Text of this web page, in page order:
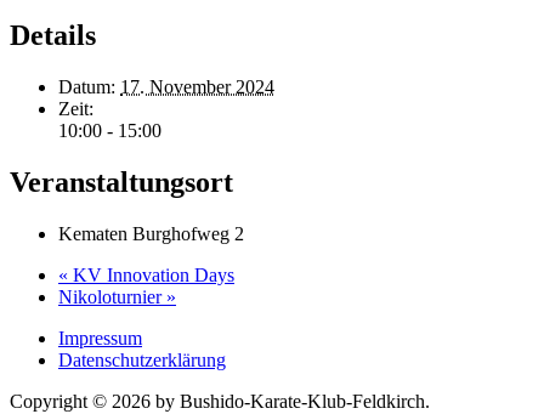
Details
Datum: 17. November 2024
Zeit:
10:00 - 15:00
Veranstaltungsort
Kematen Burghofweg 2
« KV Innovation Days
Nikoloturnier »
Impressum
Datenschutzerklärung
Copyright © 2026 by Bushido-Karate-Klub-Feldkirch.